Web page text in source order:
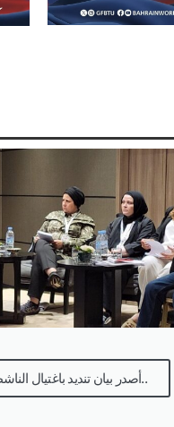
أصدر بيان تنديد باغتيال الناشطة افتهان المشهري..